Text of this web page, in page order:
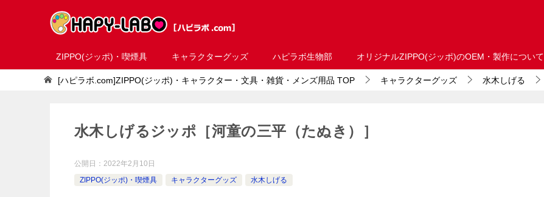
ZIPPO(ジッポ)・喫煙具 キャラクターグッズ ハピラボ生物部 オリジナルZIPPO(ジッポ)のOEM・製作について
[ハピラボ.com]ZIPPO(ジッポ)・キャラクター・文具・雑貨・メンズ用品 TOP キャラクターグッズ 水木しげる
水木しげるジッポ［河童の三平（たぬき）］
公開日： 2022年2月10日
ZIPPO(ジッポ)・喫煙具
キャラクターグッズ 水木しげる